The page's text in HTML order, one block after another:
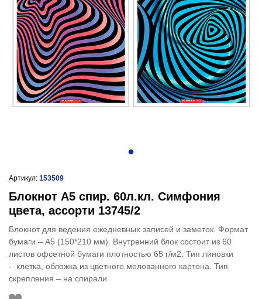
Артикул: 153509
Блокнот А5 спир. 60л.кл. Симфония
цвета, ассорти 13745/2
Блокнот для ведения ежедневных записей и заметок. Формат
бумаги – А5 (150*210 мм). Внутренний блок состоит из 60
листов офсетной бумаги плотностью 65 г/м2. Тип линовки
- клетка, обложка из цветного мелованного картона. Тип
скрепления – на спирали.